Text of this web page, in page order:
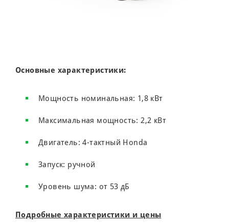
Основные характеристики:
Мощность номинальная: 1,8 кВт
Максимальная мощность: 2,2 кВт
Двигатель: 4-тактный Honda
Запуск: ручной
Уровень шума: от 53 дБ
Подробные характеристики и цены